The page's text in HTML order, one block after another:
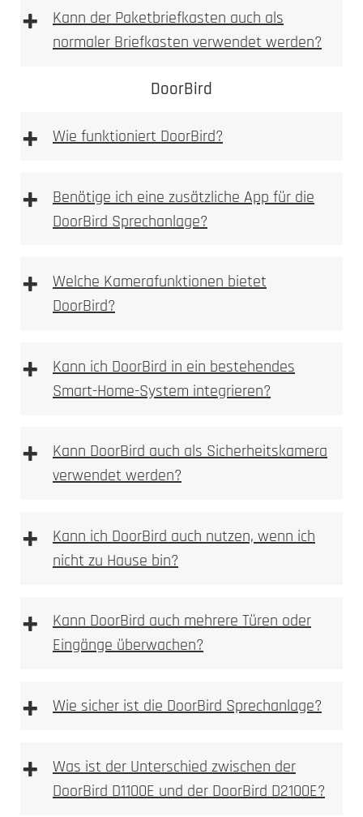
Vertiefung
sehr hohe mechanische Beständigkeit
weniger filigran als Laserbeschriftung, dafür
Typische Einsatzbereiche:
Einsatzzweck
gewünschten Optik
+
Kann der Paketbriefkasten auch als
normaler Briefkasten verwendet werden?
DoorBird
+ Wie funktioniert DoorBird?
+
Benötige ich eine zusätzliche App für die
DoorBird Sprechanlage?
+
Welche Kamerafunktionen bietet
DoorBird?
+
Kann ich DoorBird in ein bestehendes
Smart-Home-System integrieren?
+
Kann DoorBird auch als Sicherheitskamera
verwendet werden?
+
Kann ich DoorBird auch nutzen, wenn ich
nicht zu Hause bin?
+
Kann DoorBird auch mehrere Türen oder
Eingänge überwachen?
+ Wie sicher ist die DoorBird Sprechanlage?
+
Was ist der Unterschied zwischen der
DoorBird D1100E und der DoorBird D2100E?